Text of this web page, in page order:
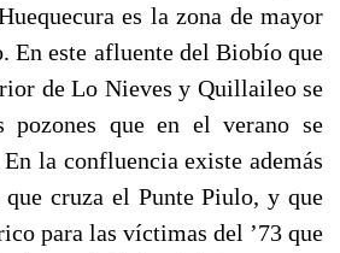
es la zona de mayor
En este afluente del Biobío que
de Lo Nieves y Quillaileo se
pozones que en el verano se
En la confluencia existe además
que cruza el Punte Piulo, y que
para las víctimas del ’73 que